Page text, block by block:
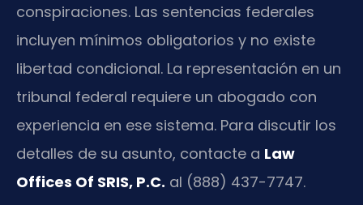
conspiraciones. Las sentencias federales
incluyen mínimos obligatorios y no existe
libertad condicional. La representación en un
tribunal federal requiere un abogado con
experiencia en ese sistema. Para discutir los
detalles de su asunto, contacte a Law
Offices Of SRIS, P.C. al (888) 437-7747.